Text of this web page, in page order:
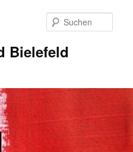
Bielefeld